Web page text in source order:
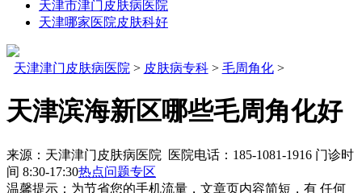
天津市津门皮肤病医院
天津哪家医院皮肤科好
天津津门皮肤病医院 > 皮肤病专科> 毛周角化>
天津滨海新区哪些毛周角化好
来源：天津津门皮肤病医院 医院电话：185-1081-1916 门诊时
间 8:30-17:30热点问题专区
温馨提示： 为节省您的手机流量，文章页内容简短，有 任何